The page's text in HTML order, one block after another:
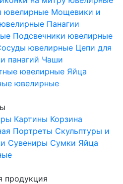
ювелирные Мощевики и
Панагии
Подсвечники ювелирные
ювелирные Цепи для
панагий Чаши
ювелирные Яйца
ювелирные
Картины Корзина
Портреты Скульптуры и
Сувениры Сумки Яйца
продукция